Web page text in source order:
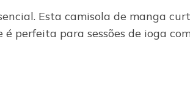
Esta camisola de manga
perfeita para sessões de ioga